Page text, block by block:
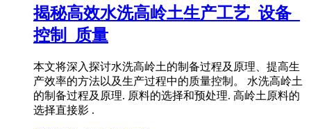
揭秘高效水洗高岭土生产工艺_设备_
控制_质量
本文将深入探讨水洗高岭土的制备过程及原理、提高生
产效率的方法以及生产过程中的质量控制。 水洗高岭土
的制备过程及原理. 原料的选择和预处理. 高岭土原料的
选择直接影 .